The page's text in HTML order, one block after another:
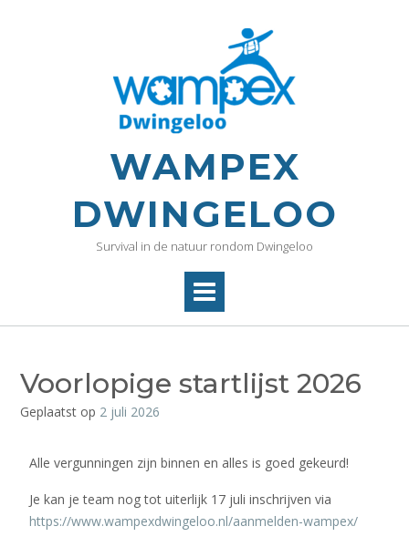
WAMPEX
DWINGELOO
Survival in de natuur rondom Dwingeloo
Voorlopige startlijst 2026
Geplaatst op 2 juli 2026
Alle vergunningen zijn binnen en alles is goed gekeurd!
Je kan je team nog tot uiterlijk 17 juli inschrijven via
https://www.wampexdwingeloo.nl/aanmelden-wampex/